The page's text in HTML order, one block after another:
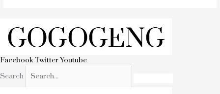
FacebookTwitterYoutube
Search